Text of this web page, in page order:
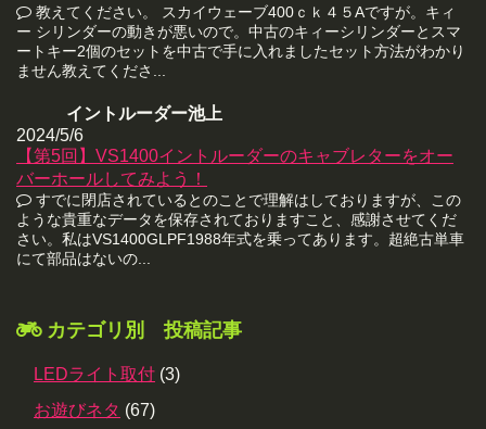
教えてください。 スカイウェーブ400ｃｋ４５Aですが。キィ
ー シリンダーの動きが悪いので。中古のキィーシリンダーとスマ
ートキー2個のセットを中古で手に入れましたセット方法がわかり
ません教えてくださ...
イントルーダー池上
2024/5/6
【第5回】VS1400イントルーダーのキャブレターをオー
バーホールしてみよう！
すでに閉店されているとのことで理解はしておりますが、この
ような貴重なデータを保存されておりますこと、感謝させてくだ
さい。私はVS1400GLPF1988年式を乗ってあります。超絶古単車
にて部品はないの...
カテゴリ別 投稿記事
LEDライト取付 (3)
お遊びネタ (67)